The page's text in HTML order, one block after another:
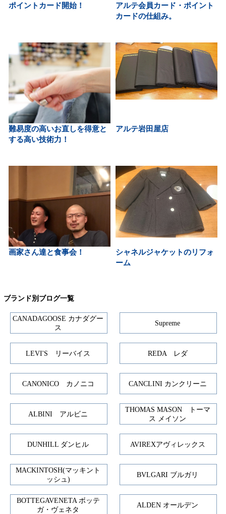
ポイントカード開始！
アルテ会員カード・ポイント
カードの仕組み。
難易度の高いお直しを得意と
する高い技術力！
アルテ岩田屋店
画家さん達と食事会！
シャネルジャケットのリフォ
ーム
ブランド別ブログ一覧
CANADAGOOSE カナダグー
ス
Supreme
LEVI'S リーバイス REDA レダ
CANONICO カノニコ CANCLINI カンクリーニ
ALBINI アルビニ
THOMAS MASON トーマ
ス メイソン
DUNHILL ダンヒル AVIREXアヴィレックス
MACKINTOSH(マッキント
ッシュ)
BVLGARI ブルガリ
BOTTEGAVENETA ボッテ
ガ・ヴェネタ
ALDEN オールデン